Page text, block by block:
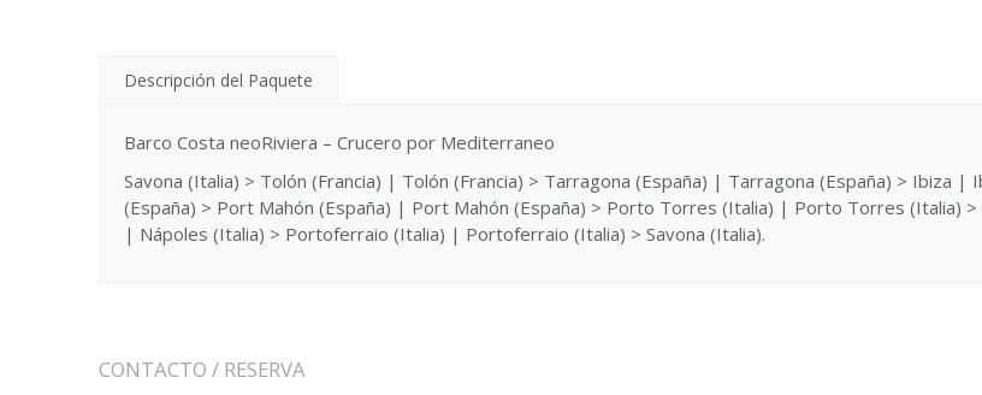
Descripción del Paquete
Barco Costa neoRiviera – Crucero por Mediterraneo
Savona (Italia) > Tolón (Francia) | Tolón (Francia) > Tarragona (España) | Tarragona (España) > Ibiza |
(España) > Port Mahón (España) | Port Mahón (España) > Porto Torres (Italia) | Porto Torres (Italia)
| Nápoles (Italia) > Portoferraio (Italia) | Portoferraio (Italia) > Savona (Italia).
CONTACTO / RESERVA